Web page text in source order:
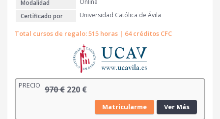
.
Modalidad
Online
Certificado por
Universidad Católica de Ávila
Total cursos de regalo: 515 horas | 64 créditos CFC
PRECIO 970€ E
220 €E
Matricularme Ver Más